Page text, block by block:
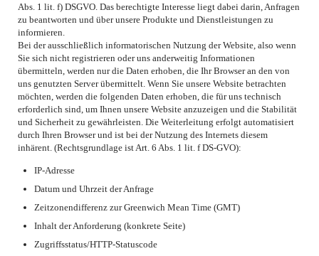
Abs. 1 lit. f) DSGVO. Das berechtigte Interesse liegt dabei darin, Anfragen
zu beantworten und über unsere Produkte und Dienstleistungen zu
informieren.
Bei der ausschließlich informatorischen Nutzung der Website, also wenn
Sie sich nicht registrieren oder uns anderweitig Informationen
übermitteln, werden nur die Daten erhoben, die Ihr Browser an den von
uns genutzten Server übermittelt. Wenn Sie unsere Website betrachten
möchten, werden die folgenden Daten erhoben, die für uns technisch
erforderlich sind, um Ihnen unsere Website anzuzeigen und die Stabilität
und Sicherheit zu gewährleisten. Die Weiterleitung erfolgt automatisiert
durch Ihren Browser und ist bei der Nutzung des Internets diesem
inhärent. (Rechtsgrundlage ist Art. 6 Abs. 1 lit. f DS-GVO):
IP-Adresse
Datum und Uhrzeit der Anfrage
Zeitzonendifferenz zur Greenwich Mean Time (GMT)
Inhalt der Anforderung (konkrete Seite)
Zugriffsstatus/HTTP-Statuscode